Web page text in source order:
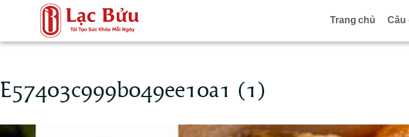
Trang chủ Câu
E57403c999b049ee10a1 (1)